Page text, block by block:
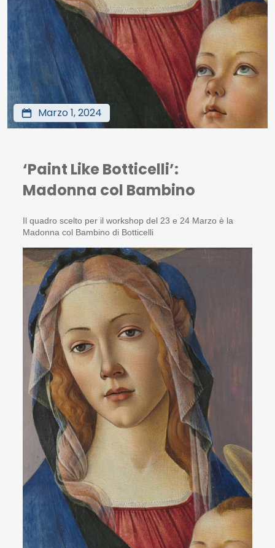
Marzo 1, 2024
‘Paint Like Botticelli’:
Madonna col Bambino
Il quadro scelto per il workshop del 23 e 24 Marzo è la
Madonna col Bambino di Botticelli